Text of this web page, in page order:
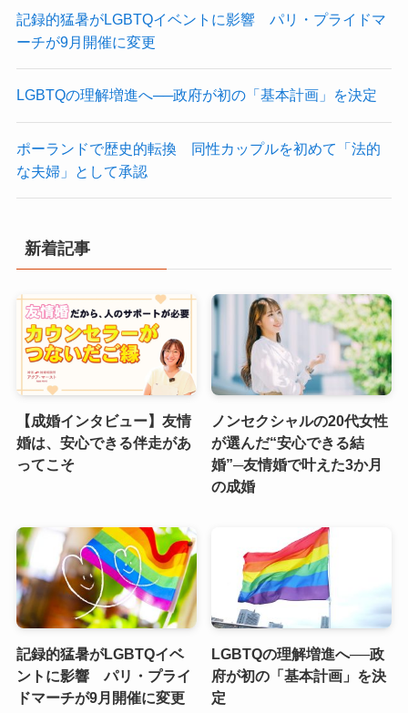
記録的猛暑がLGBTQイベントに影響 パリ・プライドマ
ーチが9月開催に変更
LGBTQの理解増進へ──政府が初の「基本計画」を決定
ポーランドで歴史的転換 同性カップルを初めて「法的
な夫婦」として承認
新着記事
【成婚インタビュー】友情
婚は、安心できる伴走があ
ってこそ
ノンセクシャルの20代女性
が選んだ“安心できる結
婚”─友情婚で叶えた3か月
の成婚
記録的猛暑がLGBTQイベ
ントに影響 パリ・プライ
ドマーチが9月開催に変更
LGBTQの理解増進へ──政
府が初の「基本計画」を決
定